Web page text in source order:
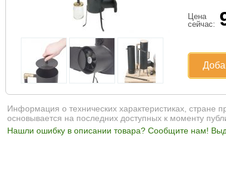
Цена
сейчас:
Информация о технических характеристиках, стране
основывается на последних доступных к моменту
Нашли ошибку в описании товара? Сообщите нам!